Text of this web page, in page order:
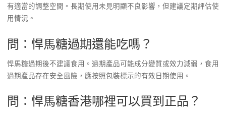
有適當的調整空間。長期使用未見明顯不良影響，但建議定期評估使
用情況。
問：悍馬糖過期還能吃嗎？
悍馬糖過期後不建議食用。過期產品可能成分變質或效力減弱，食用
過期產品存在安全風險，應按照包裝標示的有效日期使用。
問：悍馬糖香港哪裡可以買到正品？